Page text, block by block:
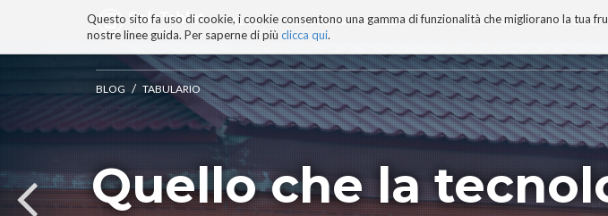
Questo sito fa uso di cookie, i cookie consentono una gamma di funzionalità che migliorano la tua
nostre linee guida. Per saperne di più clicca qui.
BLOG TECNOCONSAPEVOLEZZA TECNOBIBLIOGRAFIA I MIEI LIBRI
ai
contenuti.
|
Salta
BLOG / TABULARIO
Quello che la